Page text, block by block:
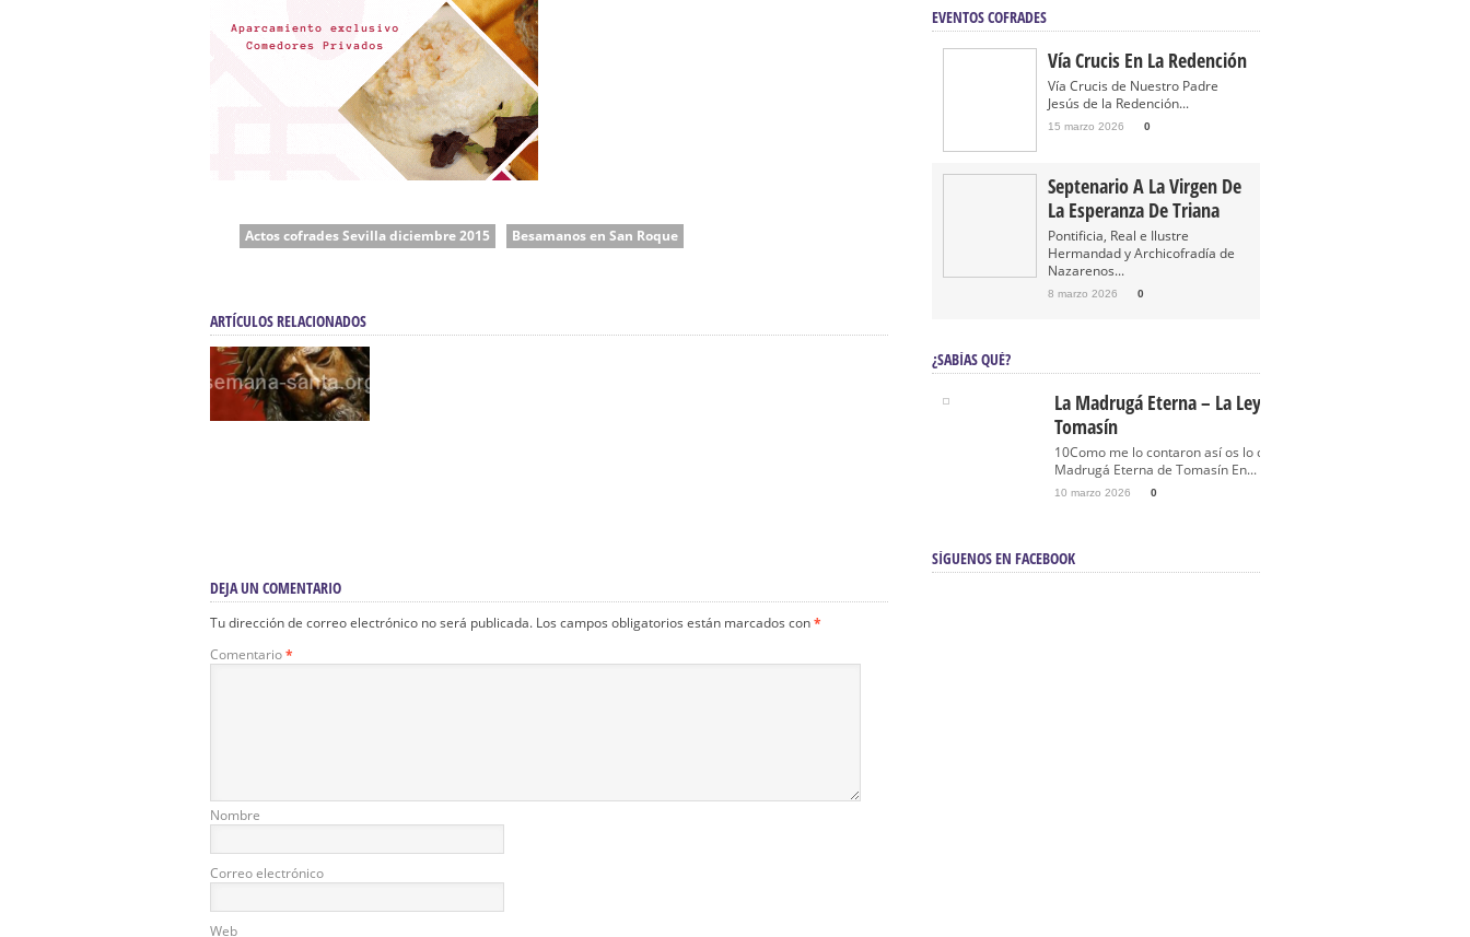
Actos cofrades Sevilla diciembre 2015 Besamanos en San Roque
ARTÍCULOS RELACIONADOS
DEJA UN COMENTARIO
Tu dirección de correo electrónico no será publicada. Los campos obligatorios están marcados con*
Comentario*
Nombre
Correo electrónico
Web
EVENTOS COFRADES
Vía Crucis En La Redención
Vía Crucis de Nuestro Padre
Jesús de la Redención...
15 marzo 2026 0
Septenario A La Virgen De
La Esperanza De Triana
Pontificia, Real e Ilustre
Hermandad y Archicofradía de
Nazarenos...
8 marzo 2026 0
¿SABÍAS QUÉ?
La Madrugá Eterna – La Leyenda De
Tomasín
10Como me lo contaron así os lo cuento… La
Madrugá Eterna de Tomasín En...
10 marzo 2026 0
SÍGUENOS EN FACEBOOK